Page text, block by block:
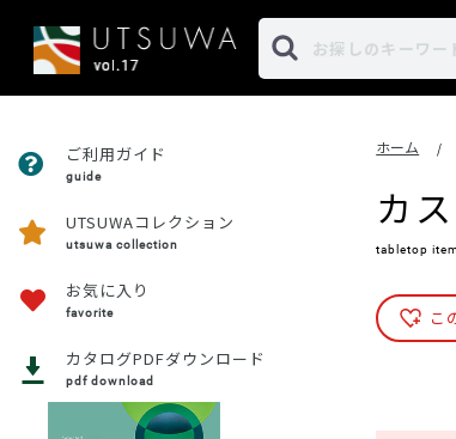
ご利用ガイド
guide
UTSUWAコレクション
utsuwa collection
お気に入り
favorite
カタログPDFダウンロード
pdf download
ホーム /
カ
tabletop
こ